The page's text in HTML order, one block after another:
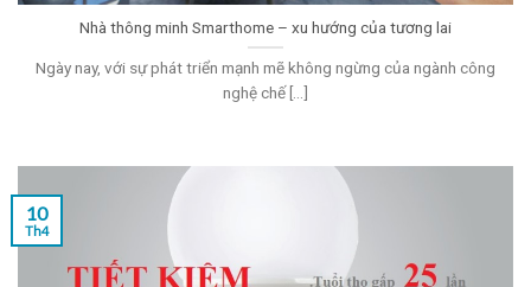
Nhà thông minh Smarthome – xu hướng của tương lai
Ngày nay, với sự phát triển mạnh mẽ không ngừng của ngành công
nghệ chế [...]
10
Th4